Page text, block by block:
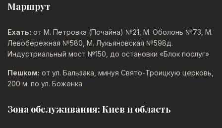
Маршрут
Ехать: от М. Петровка (Почайна) №21, М. Оболонь №73, М.
Левобережная №580, М. Лукьяновская №598д.
Индустриальный мост №150, до остановки «Блок послуг»
Пешком: от ул. Бальзака, минуя Свято-Троицкую церковь,
200 м. по ул. Боженка
Зона обслуживания: Киев и область